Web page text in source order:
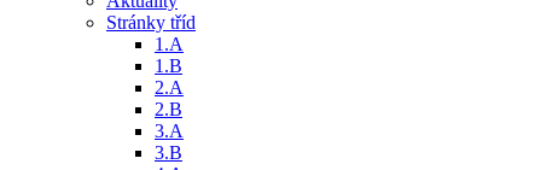
Stránky tříd
1.A
1.B
2.A
2.B
3.A
3.B